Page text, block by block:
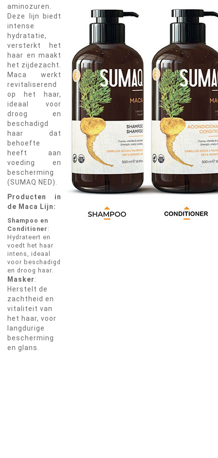
aminozuren.
Deze lijn biedt
intense
hydratatie,
versterkt het
haar en maakt
het zijdezacht.
Maca werkt
revitaliserend
op het haar,
ideaal voor
droog en
beschadigd
haar dat
behoefte
heeft aan
voeding en
bescherming​
(SUMAQ NED).
Producten in
de Maca Lijn:
Shampoo en
Conditioner :
Hydrateert en
voedt het haar
intens, ideaal
voor beschadigd
en droog haar.
Masker:
Herstelt de
zachtheid en
vitaliteit van
het haar, voor
langdurige
bescherming
en glans.